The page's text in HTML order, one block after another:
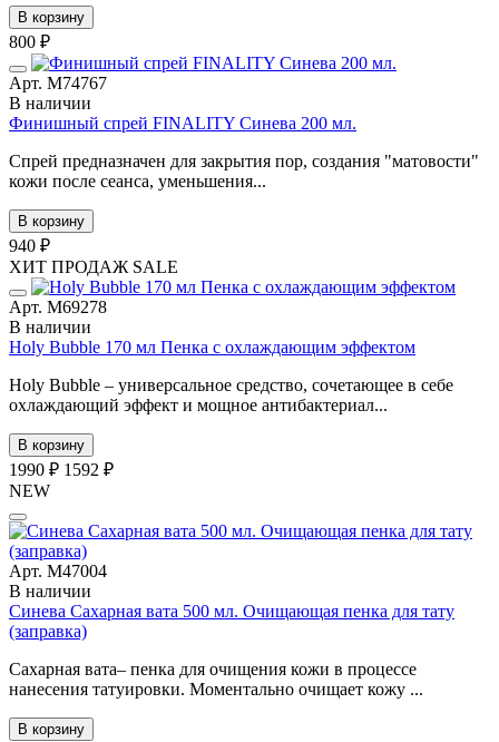
В корзину
800 ₽
Арт. М74767
В наличии
Финишный спрей FINALITY Синева 200 мл.
Спрей предназначен для закрытия пор, создания "матовости"
кожи после сеанса, уменьшения...
В корзину
940 ₽
ХИТ ПРОДАЖ SALE
Арт. М69278
В наличии
Holy Bubble 170 мл Пенка с охлаждающим эффектом
Holy Bubble – универсальное средство, сочетающее в себе
охлаждающий эффект и мощное антибактериал...
В корзину
1990 ₽ 1592 ₽
NEW
Арт. М47004
В наличии
Синева Сахарная вата 500 мл. Очищающая пенка для тату
(заправка)
Сахарная вата– пенка для очищения кожи в процессе
нанесения татуировки. Моментально очищает кожу ...
В корзину